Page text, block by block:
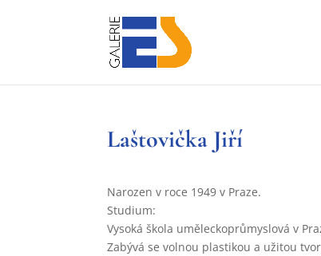
Laštovička Jiří
Narozen v roce 1949 v Praze.
Studium:
Vysoká škola uměleckoprůmyslová v
Zabývá se volnou plastikou a užitou